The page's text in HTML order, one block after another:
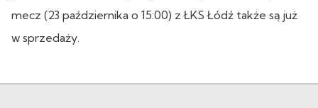
mecz (23 października o 15:00) z ŁKS Łódź także są już
w sprzedaży.